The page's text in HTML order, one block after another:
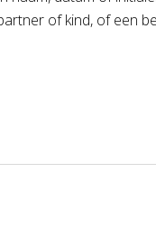
of kind, of een